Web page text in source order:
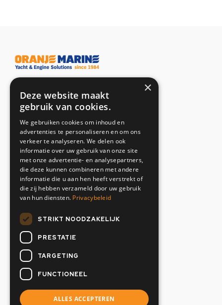
Adresgegevens
Toetsenbordweg 37
1033 MZ Amsterdam
Nederland
Contactgegevens
+31(0)20 634 12 02
info@oranjemarine.nl
Openingstijden
Maandag t/m vrijdag
07:00 - 17.00 uur
Zaterdag & Zondag
×
Deze website maakt
gebruik van cookies.
We gebruiken cookies om inhoud en
advertenties te personaliseren en om ons
verkeer te analyseren. We delen ook
informatie over uw gebruik van onze site
met onze advertentie- en analysepartners,
die deze kunnen combineren met andere
informatie die u aan hen heeft verstrekt of
die zij hebben verzameld door uw gebruik
van hun diensten. Privacybeleid
STRIKT NOODZAKELIJK
PRESTATIE
TARGETING
FUNCTIONEEL
ALLES ACCEPTEREN